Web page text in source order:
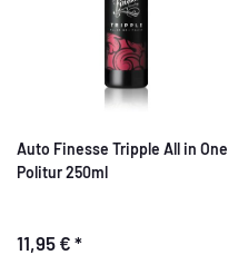
Auto Finesse Tripple All in One
Politur 250ml
11,95 € *